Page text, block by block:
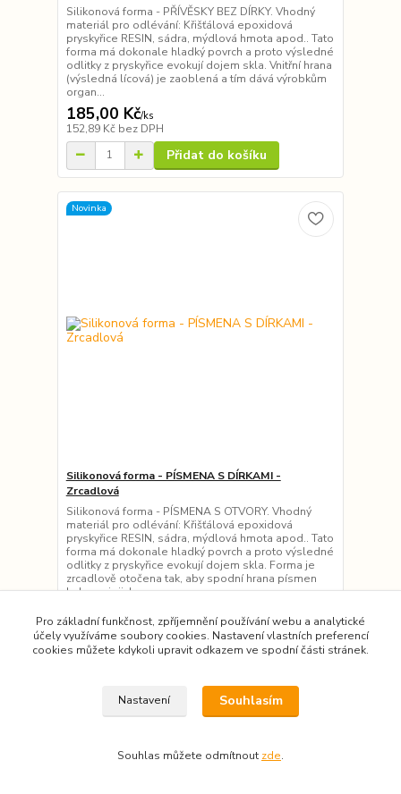
Silikonová forma - PŘÍVĚSKY BEZ DÍRKY. Vhodný
materiál pro odlévání: Křišťálová epoxidová
pryskyřice RESIN, sádra, mýdlová hmota apod.. Tato
forma má dokonale hladký povrch a proto výsledné
odlitky z pryskyřice evokují dojem skla. Vnitřní hrana
(výsledná lícová) je zaoblená a tím dává výrobkům
organ...
185,00 Kč/ks
152,89 Kč bez DPH
Přidat do košíku
Novinka
Silikonová forma - PÍSMENA S DÍRKAMI -
Zrcadlová
Silikonová forma - PÍSMENA S OTVORY. Vhodný
materiál pro odlévání: Křišťálová epoxidová
pryskyřice RESIN, sádra, mýdlová hmota apod.. Tato
forma má dokonale hladký povrch a proto výsledné
odlitky z pryskyřice evokují dojem skla. Forma je
zrcadlově otočena tak, aby spodní hrana písmen
byla po jejich ...
155,00 Kč ks
128,10 Kčbez DPH
Přidat do košíku
Pro základní funkčnost, zpříjemnění používání webu a analytické
účely využíváme soubory cookies. Nastavení vlastních preferencí
cookies můžete kdykoli upravit odkazem ve spodní části stránek.
Nastavení Souhlasím
Souhlas můžete odmítnout zde.